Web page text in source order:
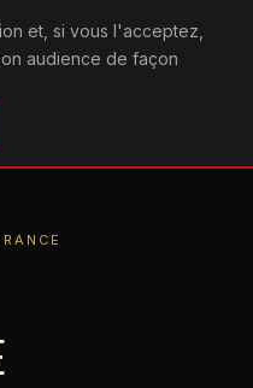
et, si vous l'acceptez,
audience de façon